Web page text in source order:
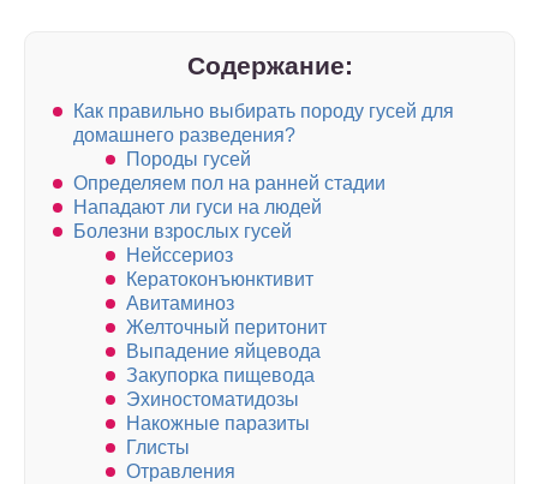
Содержание:
Как правильно выбирать породу гусей для
домашнего разведения?
Породы гусей
Определяем пол на ранней стадии
Нападают ли гуси на людей
Болезни взрослых гусей
Нейссериоз
Кератоконъюнктивит
Авитаминоз
Желточный перитонит
Выпадение яйцевода
Закупорка пищевода
Эхиностоматидозы
Накожные паразиты
Глисты
Отравления